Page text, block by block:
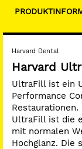
Harvard Dental
Harvard
UltraFill ist ein
Performance
Restaurationen.
UltraFill ist die
mit normalen
Hochglanz. Die